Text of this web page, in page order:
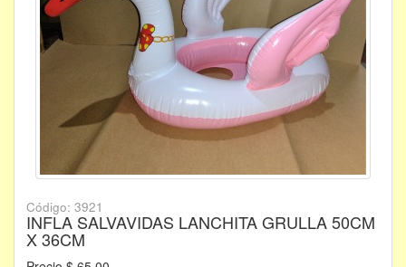
Código: 3921
INFLA SALVAVIDAS LANCHITA GRULLA 50CM
X 36CM